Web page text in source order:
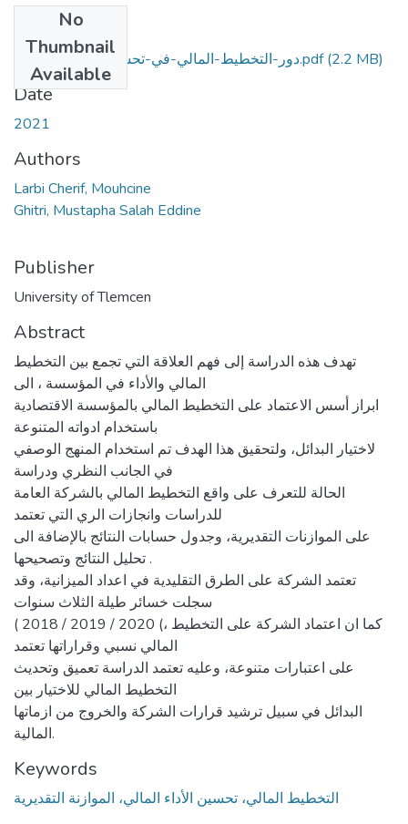
No
Thumbnail
Available
دور-التخطيط-المالي-في-تحسين-أداء-المؤسسة.pdf(2.2 MB)
Date
2021
Authors
Larbi Cherif, Mouhcine
Ghitri, Mustapha Salah Eddine
Publisher
University of Tlemcen
Abstract
تهدف هذه الدراسة إلى فهم العلاقة التي تجمع بين التخطيط
المالي والأداء في المؤسسة ، الى
ابراز أسس الاعتماد على التخطيط المالي بالمؤسسة الاقتصادية
باستخدام ادواته المتنوعة
لاختيار البدائل، ولتحقيق هذا الهدف تم استخدام المنهج الوصفي
في الجانب النظري ودراسة
الحالة للتعرف على واقع التخطيط المالي بالشركة العامة
للدراسات وانجازات الري التي تعتمد
على الموازنات التقديرية، وجدول حسابات النتائج بالإضافة الى
تحليل النتائج وتصحيحها .
تعتمد الشركة على الطرق التقليدية في اعداد الميزانية، وقد
سجلت خسائر طيلة الثلاث سنوات
( 2018 / 2019 / 2020 (، كما ان اعتماد الشركة على التخطيط
المالي نسبي وقراراتها تعتمد
على اعتبارات متنوعة، وعليه تعتمد الدراسة تعميق وتحديث
التخطيط المالي للاختيار بين
البدائل في سبيل ترشيد قرارات الشركة والخروج من ازماتها
المالية.
Keywords
التخطيط المالي، تحسين الأداء المالي، الموازنة التقديرية